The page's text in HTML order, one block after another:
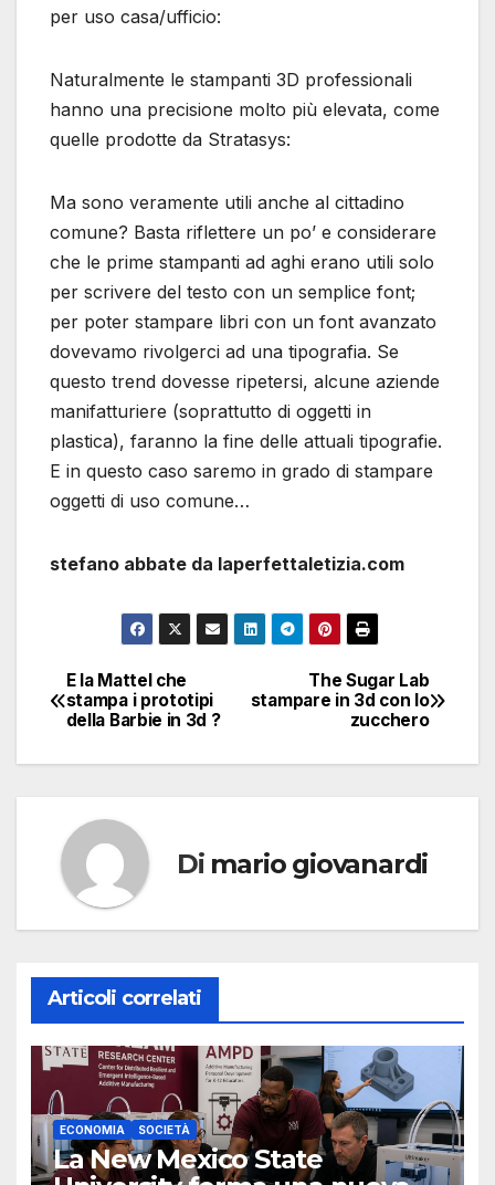
per uso casa/ufficio:
Naturalmente le stampanti 3D professionali
hanno una precisione molto più elevata, come
quelle prodotte da Stratasys:
Ma sono veramente utili anche al cittadino
comune? Basta riflettere un po’ e considerare
che le prime stampanti ad aghi erano utili solo
per scrivere del testo con un semplice font;
per poter stampare libri con un font avanzato
dovevamo rivolgerci ad una tipografia. Se
questo trend dovesse ripetersi, alcune aziende
manifatturiere (soprattutto di oggetti in
plastica), faranno la fine delle attuali tipografie.
E in questo caso saremo in grado di stampare
oggetti di uso comune…
stefano abbate da laperfettaletizia.com
Navigazione
articoli
The Sugar Lab
stampare in 3d con lo
zucchero
E la Mattel che
stampa i prototipi
della Barbie in 3d ?
Di mario giovanardi
Articoli correlati
ECONOMIA SOCIETÀ
La New Mexico State